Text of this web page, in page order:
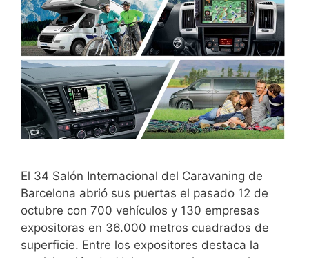
El 34 Salón Internacional del Caravaning de
Barcelona abrió sus puertas el pasado 12 de
octubre con 700 vehículos y 130 empresas
expositoras en 36.000 metros cuadrados de
superficie. Entre los expositores destaca la